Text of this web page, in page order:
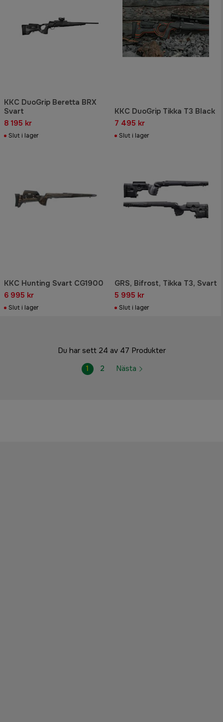
KKC DuoGrip Beretta BRX
Svart
8 195 kr
Slut i lager
KKC DuoGrip Tikka T3 Black
7 495 kr
Slut i lager
KKC Hunting Svart CG1900
6 995 kr
Slut i lager
GRS, Bifrost, Tikka T3, Svart
5 995 kr
Slut i lager
Du har sett 24 av 47 Produkter
1
2 Nästa